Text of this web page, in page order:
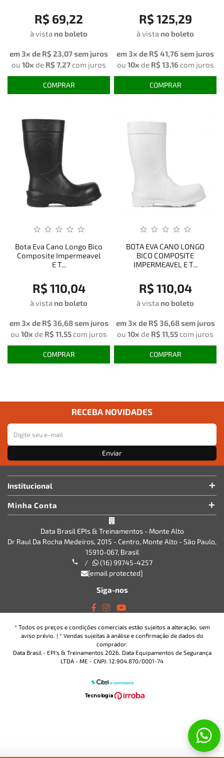
R$ 69,22
à vista no boleto
em 3x de R$ 23,07sem juros
ou 10x de R$ 7,27 com juros
COMPRAR
R$ 125,29
à vista no boleto
em 3x de R$ 41,76sem juros
ou 10x de R$ 13,16 com juros
COMPRAR
Bota Eva Cano Longo Bico
Composite Impermeavel
E T...
R$ 110,04
à vista no boleto
em 3x de R$ 36,68sem juros
ou 10x de R$ 11,55 com juros
COMPRAR
BOTA EVA CANO LONGO
BICO COMPOSITE
IMPERMEAVEL E T...
R$ 110,04
à vista no boleto
em 3x de R$ 36,68sem juros
ou 10x de R$ 11,55 com juros
COMPRAR
RECEBA NOVIDADES
Enviar
Institucional
Minha Conta
Data Brasil EPIs & Treinamentos - Monte Alto
Dr Raul Da Rocha Medeiros, 2015 - Centro, Monte Alto - São Paulo,
15910-067, Brasil
/
(16) 99745-4257
[email protected]
Siga-nos
* Todos os preços e condições comerciais estão sujeitos a alteração, sem
aviso prévio. | * Vendas sujeitas à análise e confirmação de dados do
comprador.
Data Brasil - EPI's & Treinamentos 2026. Data Equipamentos de Segurança
LTDA - ME - CNPJ: 12.904.870/0001-74
Tecnologia